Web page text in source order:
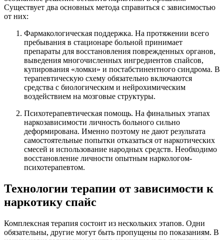
Существует два основных метода справиться с зависимостью
от них:
Фармакологическая поддержка. На протяжении всего
пребывания в стационаре больной принимает
препараты для восстановления поврежденных органов,
выведения многочисленных ингредиентов спайсов,
купирования «ломки» и постабстинентного синдрома. В
терапевтическую схему обязательно включаются
средства с биологическим и нейрохимическим
воздействием на мозговые структуры.
Психотерапевтическая помощь. На финальных этапах
наркозависимости личность больного сильно
деформирована. Именно поэтому не дают результата
самостоятельные попытки отказаться от наркотических
смесей и использование народных средств. Необходимо
восстановление личности опытным наркологом-
психотерапевтом.
Технологии терапии от зависимости к
наркотику спайс
Комплексная терапия состоит из нескольких этапов. Одни
обязательны, другие могут быть пропущены по показаниям. В